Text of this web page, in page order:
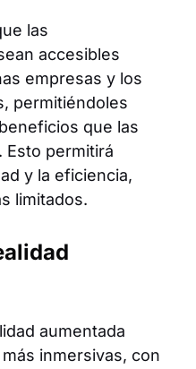
las
accesibles
empresas y los
permitiéndoles
que las
Esto permitirá
y la eficiencia,
limitados.
aumentada
inmersivas, con